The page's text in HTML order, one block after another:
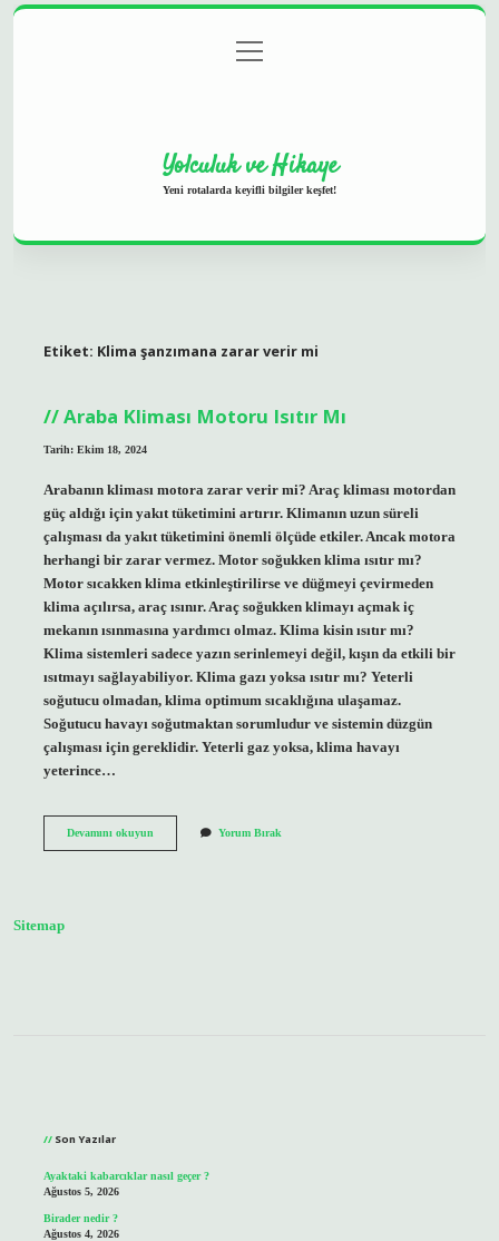
Gizlilik Politikası
menüyü
aç
Yolculuk ve Hikaye
Yeni rotalarda keyifli bilgiler keşfet!
Etiket: Klima şanzımana zarar verir mi
Araba Kliması Motoru Isıtır Mı
Tarih: Ekim 18, 2024
Arabanın kliması motora zarar verir mi? Araç kliması motordan
güç aldığı için yakıt tüketimini artırır. Klimanın uzun süreli
çalışması da yakıt tüketimini önemli ölçüde etkiler. Ancak motora
herhangi bir zarar vermez. Motor soğukken klima ısıtır mı?
Motor sıcakken klima etkinleştirilirse ve düğmeyi çevirmeden
klima açılırsa, araç ısınır. Araç soğukken klimayı açmak iç
mekanın ısınmasına yardımcı olmaz. Klima kisin ısıtır mı?
Klima sistemleri sadece yazın serinlemeyi değil, kışın da etkili bir
ısıtmayı sağlayabiliyor. Klima gazı yoksa ısıtır mı? Yeterli
soğutucu olmadan, klima optimum sıcaklığına ulaşamaz.
Soğutucu havayı soğutmaktan sorumludur ve sistemin düzgün
çalışması için gereklidir. Yeterli gaz yoksa, klima havayı
yeterince…
Devamını okuyunAraba
Yorum Bırak
Sitemap
Son Yazılar
Ayaktaki kabarcıklar nasıl geçer ?
Ağustos 5, 2026
Birader nedir ?
Ağustos 4, 2026